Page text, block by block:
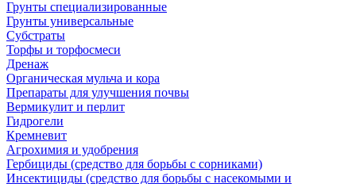
Грунты специализированные
Грунты универсальные
Субстраты
Торфы и торфосмеси
Дренаж
Органическая мульча и кора
Препараты для улучшения почвы
Вермикулит и перлит
Гидрогели
Кремневит
Агрохимия и удобрения
Гербициды (средство для борьбы с сорниками)
Инсектициды (средство для борьбы с насекомыми и